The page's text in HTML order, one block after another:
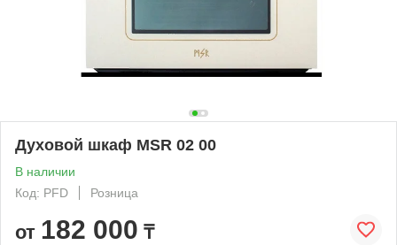
Духовой шкаф MSR 02 00
В наличии
Код: PFD
Розница
от 182 000 ₸